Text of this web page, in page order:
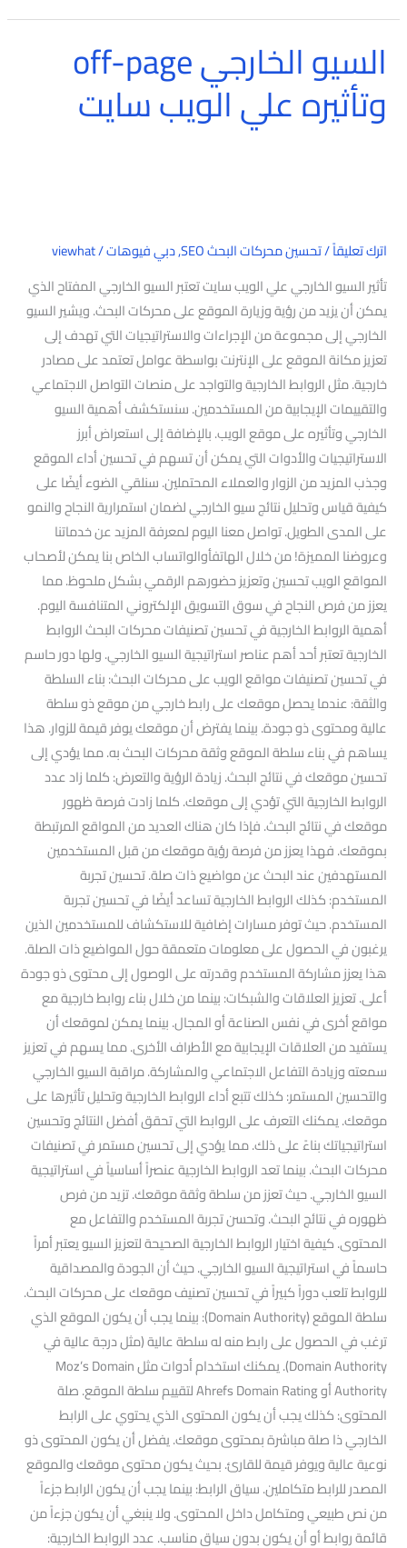
السيو الخارجي off-page
وتأثيره علي الويب سايت
اترك تعليقاً/تحسين محركات البحث SEO ,دبي فيوهات/
viewhat
تأثير السيو الخارجي علي الويب سايت تعتبر السيو الخارجي المفتاح الذي
يمكن أن يزيد من رؤية وزيارة الموقع على محركات البحث. ويشير السيو
الخارجي إلى مجموعة من الإجراءات والاستراتيجيات التي تهدف إلى
تعزيز مكانة الموقع على الإنترنت بواسطة عوامل تعتمد على مصادر
خارجية. مثل الروابط الخارجية والتواجد على منصات التواصل الاجتماعي
والتقييمات الإيجابية من المستخدمين. سنستكشف أهمية السيو
الخارجي وتأثيره على موقع الويب. بالإضافة إلى استعراض أبرز
الاستراتيجيات والأدوات التي يمكن أن تسهم في تحسين أداء الموقع
وجذب المزيد من الزوار والعملاء المحتملين. سنلقي الضوء أيضًا على
كيفية قياس وتحليل نتائج سيو الخارجي لضمان استمرارية النجاح والنمو
على المدى الطويل. تواصل معنا اليوم لمعرفة المزيد عن خدماتنا
وعروضنا المميزة! من خلال الهاتفأوالواتساب الخاص بنا يمكن لأصحاب
المواقع الويب تحسين وتعزيز حضورهم الرقمي بشكل ملحوظ. مما
يعزز من فرص النجاح في سوق التسويق الإلكتروني المتنافسة اليوم.
أهمية الروابط الخارجية في تحسين تصنيفات محركات البحث الروابط
الخارجية تعتبر أحد أهم عناصر استراتيجية السيو الخارجي. ولها دور حاسم
في تحسين تصنيفات مواقع الويب على محركات البحث: بناء السلطة
والثقة: عندما يحصل موقعك على رابط خارجي من موقع ذو سلطة
عالية ومحتوى ذو جودة. بينما يفترض أن موقعك يوفر قيمة للزوار. هذا
يساهم في بناء سلطة الموقع وثقة محركات البحث به. مما يؤدي إلى
تحسين موقعك في نتائج البحث. زيادة الرؤية والتعرض: كلما زاد عدد
الروابط الخارجية التي تؤدي إلى موقعك. كلما زادت فرصة ظهور
موقعك في نتائج البحث. فإذا كان هناك العديد من المواقع المرتبطة
بموقعك. فهذا يعزز من فرصة رؤية موقعك من قبل المستخدمين
المستهدفين عند البحث عن مواضيع ذات صلة. تحسين تجربة
المستخدم: كذلك الروابط الخارجية تساعد أيضًا في تحسين تجربة
المستخدم. حيث توفر مسارات إضافية للاستكشاف للمستخدمين الذين
يرغبون في الحصول على معلومات متعمقة حول المواضيع ذات الصلة.
هذا يعزز مشاركة المستخدم وقدرته على الوصول إلى محتوى ذو جودة
أعلى. تعزيز العلاقات والشبكات: بينما من خلال بناء روابط خارجية مع
مواقع أخرى في نفس الصناعة أو المجال. بينما يمكن لموقعك أن
يستفيد من العلاقات الإيجابية مع الأطراف الأخرى. مما يسهم في تعزيز
سمعته وزيادة التفاعل الاجتماعي والمشاركة. مراقبة السيو الخارجي
والتحسين المستمر: كذلك تتبع أداء الروابط الخارجية وتحليل تأثيرها على
موقعك. يمكنك التعرف على الروابط التي تحقق أفضل النتائج وتحسين
استراتيجياتك بناءً على ذلك. مما يؤدي إلى تحسين مستمر في تصنيفات
محركات البحث. بينما تعد الروابط الخارجية عنصراً أساسياً في استراتيجية
السيو الخارجي. حيث تعزز من سلطة وثقة موقعك. تزيد من فرص
ظهوره في نتائج البحث. وتحسن تجربة المستخدم والتفاعل مع
المحتوى. كيفية اختيار الروابط الخارجية الصحيحة لتعزيز السيو يعتبر أمراً
حاسماً في استراتيجية السيو الخارجي. حيث أن الجودة والمصداقية
للروابط تلعب دوراً كبيراً في تحسين تصنيف موقعك على محركات البحث.
سلطة الموقع (Domain Authority): بينما يجب أن يكون الموقع الذي
ترغب في الحصول على رابط منه له سلطة عالية (مثل درجة عالية في
Domain Authority). يمكنك استخدام أدوات مثل Moz’s Domain
Authority أو Ahrefs Domain Rating لتقييم سلطة الموقع. صلة
المحتوى: كذلك يجب أن يكون المحتوى الذي يحتوي على الرابط
الخارجي ذا صلة مباشرة بمحتوى موقعك. يفضل أن يكون المحتوى ذو
نوعية عالية ويوفر قيمة للقارئ. بحيث يكون محتوى موقعك والموقع
المصدر للرابط متكاملين. سياق الرابط: بينما يجب أن يكون الرابط جزءاً
من نص طبيعي ومتكامل داخل المحتوى. ولا ينبغي أن يكون جزءاً من
قائمة روابط أو أن يكون بدون سياق مناسب. عدد الروابط الخارجية:
السيو
الخارجي
off-
page